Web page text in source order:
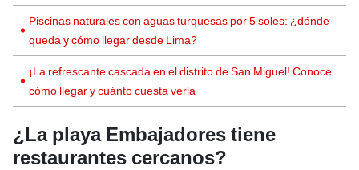
Piscinas naturales con aguas turquesas por 5 soles: ¿dónde
queda y cómo llegar desde Lima?
¡La refrescante cascada en el distrito de San Miguel! Conoce
cómo llegar y cuánto cuesta verla
¿La playa Embajadores tiene
restaurantes cercanos?